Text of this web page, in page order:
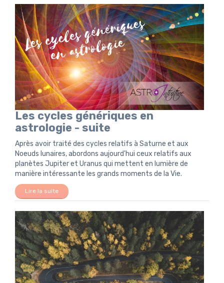
Les cycles génériques en
astrologie - suite
Après avoir traité des cycles relatifs à Saturne et aux
Noeuds lunaires, abordons aujourd'hui ceux relatifs aux
planètes Jupiter et Uranus qui mettent en lumière de
manière intéressante les grands moments de la Vie.
Lire la suite